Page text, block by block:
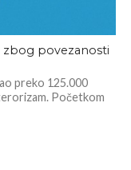
zbog povezanosti
preko 125.000
Početkom